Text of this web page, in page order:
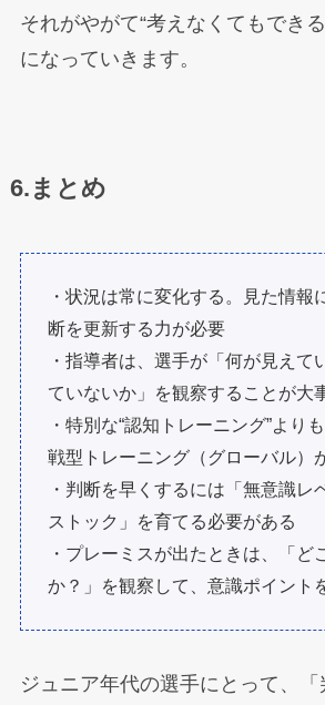
それがやがて“考えなくてもでき
になっていきます。
6.まとめ
・状況は常に変化する。見た情報
断を更新する力が必要
・指導者は、選手が「何が見えて
ていないか」を観察することが大
・特別な“認知トレーニング”より
戦型トレーニング（グローバル）
・判断を早くするには「無意識レ
ストック」を育てる必要がある
・プレーミスが出たときは、「ど
か？」を観察して、意識ポイント
ジュニア年代の選手にとって、「